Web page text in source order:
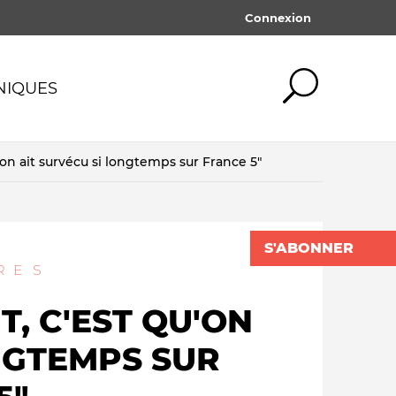
Connexion
Pédagogie & éducation
QUOI QU'IL EN
COÛTE
S'ABONNER
ait survécu si longtemps sur France 5"
C'EST QU'ON
SUR